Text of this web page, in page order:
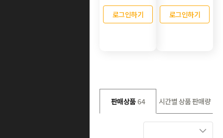
로그인하기 로그인하기
판매상품 64 시간별 상품 판매량